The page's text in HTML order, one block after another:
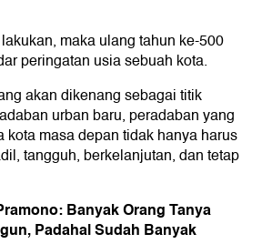
maka ulang tahun ke-500
peringatan usia sebuah kota.
akan dikenang sebagai titik
urban baru, peradaban yang
kota masa depan tidak hanya harus
tangguh, berkelanjutan, dan tetap
Banyak Orang Tanya
Padahal Sudah Banyak